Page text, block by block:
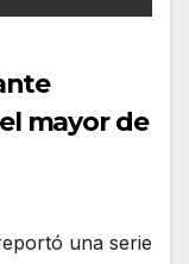
mayor de
una serie